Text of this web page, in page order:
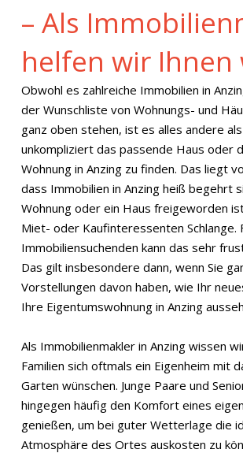
– Als
helfen wir Ihnen
Obwohl es zahlreiche Immobilien in
der Wunschliste von Wohnungs- und
ganz oben stehen, ist es alles andere
unkompliziert das passende Haus oder
Wohnung in Anzing zu finden. Das liegt
dass Immobilien in Anzing heiß begehrt
Wohnung oder ein Haus freigeworden
Miet- oder Kaufinteressenten Schlange.
Immobiliensuchenden kann das sehr
Das gilt insbesondere dann, wenn Sie
Vorstellungen davon haben, wie Ihr
Ihre Eigentumswohnung in Anzing
Als Immobilienmakler in Anzing wissen
Familien sich oftmals ein Eigenheim mit
Garten wünschen. Junge Paare und
hingegen häufig den Komfort eines
genießen, um bei guter Wetterlage die
Atmosphäre des Ortes auskosten zu